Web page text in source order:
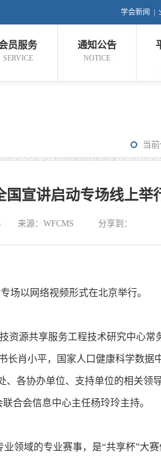
学会新闻
员服务
SERVICE
通知公告
NOTICE
当
国宣讲启动专场线上举
来源：WFCMS 分享到：
场以网络视频形式在北京举行。
源共享服务工程技术研究中心常
肖小平，国家人口健康科学数据
各协办单位、支持单位的相关领
合会信息中心主任杨玲玲主持。
域的专业赛事，是“共享杯”大赛